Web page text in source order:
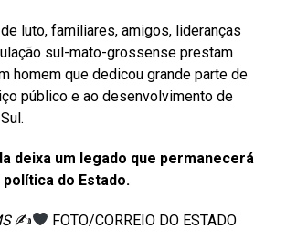
luto, familiares, amigos, lideranças
sul-mato-grossense prestam
homem que dedicou grande parte de
público e ao desenvolvimento de
deixa um legado que permanecerá
do Estado.
✍ FOTO/CORREIO DO ESTADO